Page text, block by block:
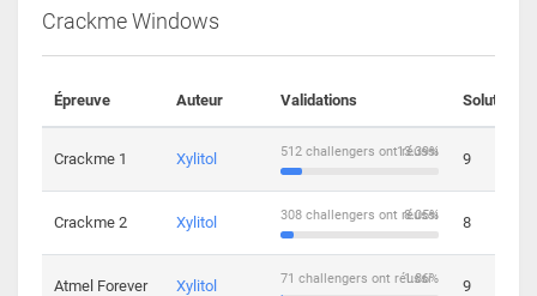
Crackme Windows
Épreuve Auteur Validations Solutions
Crackme 1 Xylitol 13.39%
512 challengers ont réussi 9
Crackme 2 Xylitol 8.05%
308 challengers ont réussi 8
Atmel Forever Xylitol 1.86%
71 challengers ont réussi 9